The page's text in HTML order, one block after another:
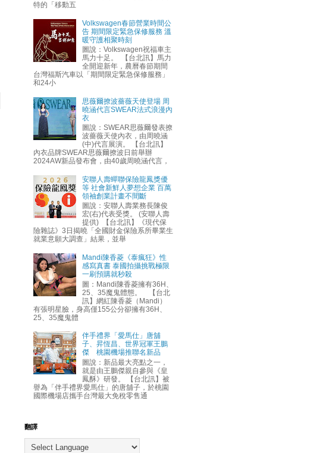
特的「移動五
Volkswagen春節營業時間公
告 期間限定緊急保修服務 溫
暖守護相聚時刻
圖說：Volkswagen祝福車主
馬力十足。 【台北訊】馬力
全開迎新年，農曆春節期間
台灣福斯汽車以「期間限定緊急保修服務」
和24小
思薇爾撩波薔薇天使登場 周
曉涵代言SWEAR法式浪漫內
衣
圖說：SWEAR思薇爾發表撩
波薔薇天使內衣，由周曉涵
(中)代言展演。 【台北訊】
內衣品牌SWEAR思薇爾撩波日前舉辦
2024AW新品發布會，由40歲周曉涵代言，
安聯人壽蟬聯保險龍鳳獎優
等 社會新鮮人夢想企業 百萬
領袖創業計畫不間斷
圖說：安聯人壽業務長陳俊
宏(右)代表受獎。 (安聯人壽
提供) 【台北訊】《現代保
險雜誌》3日揭曉「全國財金保險系所畢業生
就業意願大調查」結果，並舉
Mandi陳香菱《泰瘋狂》性
感寫真書 泰國拍攝挑戰極限
一刷預購就秒殺
圖：Mandi陳香菱擁有36H、
25、35魔鬼體態。 【台北
訊】網紅陳香菱（Mandi）
有張明星臉，身高僅155公分卻擁有36H、
25、35魔鬼體
伴手禮界「愛馬仕」唐舖
子、昇恆昌、世界冠軍王鵬
傑 桃園機場推聯名新品
圖說：新品最大亮點之一，
就是由王鵬傑親自參與《皇
鳳酥》研發。 【台北訊】被
譽為「伴手禮界愛馬仕」的唐舖子，於桃園
國際機場店攜手台灣最大免稅零售通
翻譯